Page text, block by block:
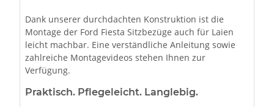
Dank unserer durchdachten Konstruktion ist die
Montage der Ford Fiesta Sitzbezüge auch für Laien
leicht machbar. Eine verständliche Anleitung sowie
zahlreiche Montagevideos stehen Ihnen zur
Verfügung.
Praktisch. Pflegeleicht. Langlebig.